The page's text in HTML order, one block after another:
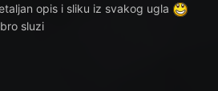
opis i sliku iz svakog ugla
sluzi